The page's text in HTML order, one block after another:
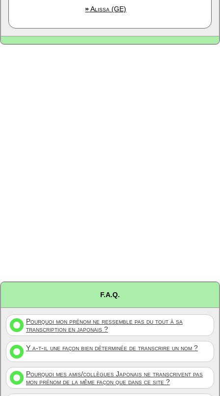
»Alissa (GE)
F.A.Q.
Pourquoi mon prénom ne ressemble pas du tout à sa
transcription en japonais ?
Y a-t-il une façon bien déterminée de transcrire un nom ?
Pourquoi mes amis/collègues Japonais ne transcrivent pas
mon prénom de la même façon que dans ce site ?